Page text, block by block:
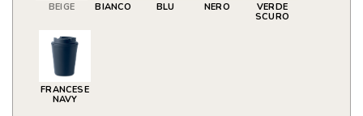
BEIGE BIANCO BLU NERO
VERDE
SCURO
FRANCESE
NAVY